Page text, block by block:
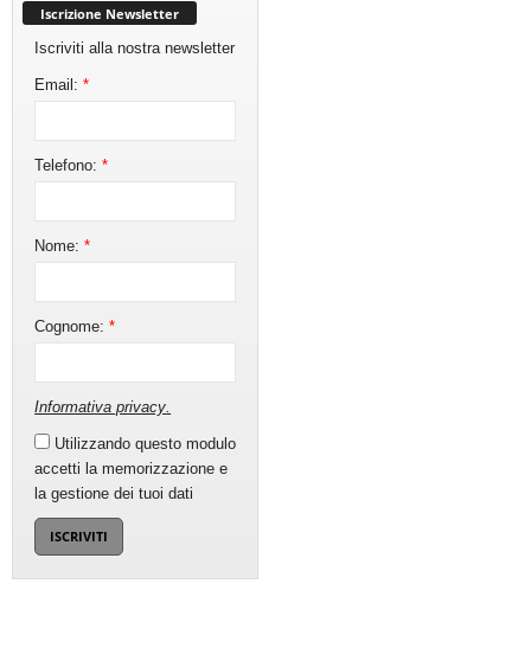
Iscrizione Newsletter
Iscriviti alla nostra newsletter
Email:*
Telefono:*
Nome:*
Cognome:*
Informativa privacy
Utilizzando questo modulo
accetti la memorizzazione e
la gestione dei tuoi dati